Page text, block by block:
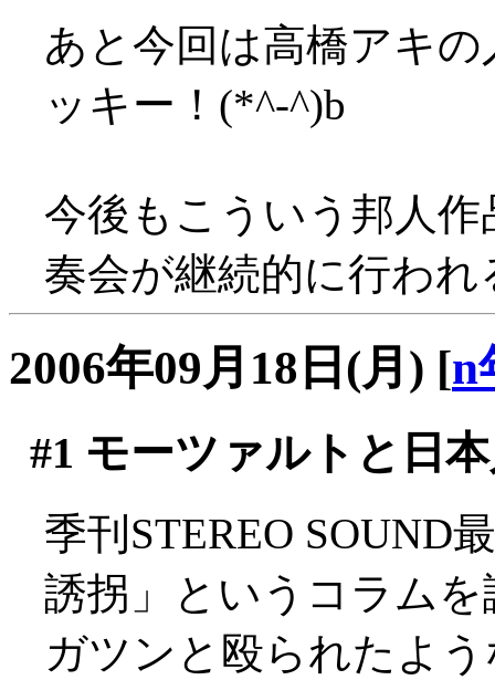
あと今回は高橋アキ
ッキー！(*^-^)b
今後もこういう邦人
奏会が継続的に行わ
2006年09月18日(月) [n
#1 モーツァルトと日
季刊STEREO SOUND
誘拐」というコラムを
ガツンと殴られたよ